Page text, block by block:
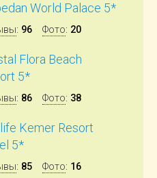
World Palace 5*
: 96 Фото: 20
Flora Beach
5*
: 86 Фото: 38
Kemer Resort
5*
: 85 Фото: 16